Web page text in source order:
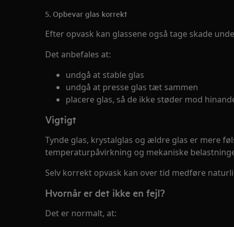
5. Opbevar glas korrekt
Efter opvask kan glassene også tage skade
Det anbefales at:
undgå at stable glas
undgå at presse glas tæt sammen
placere glas, så de ikke støder mod
Vigtigt
Tynde glas, krystalglas og ældre glas er mere
temperaturpåvirkning og mekaniske
Selv korrekt opvask kan over tid medføre
Hvornår er det ikke en fejl?
Det er normalt, at: